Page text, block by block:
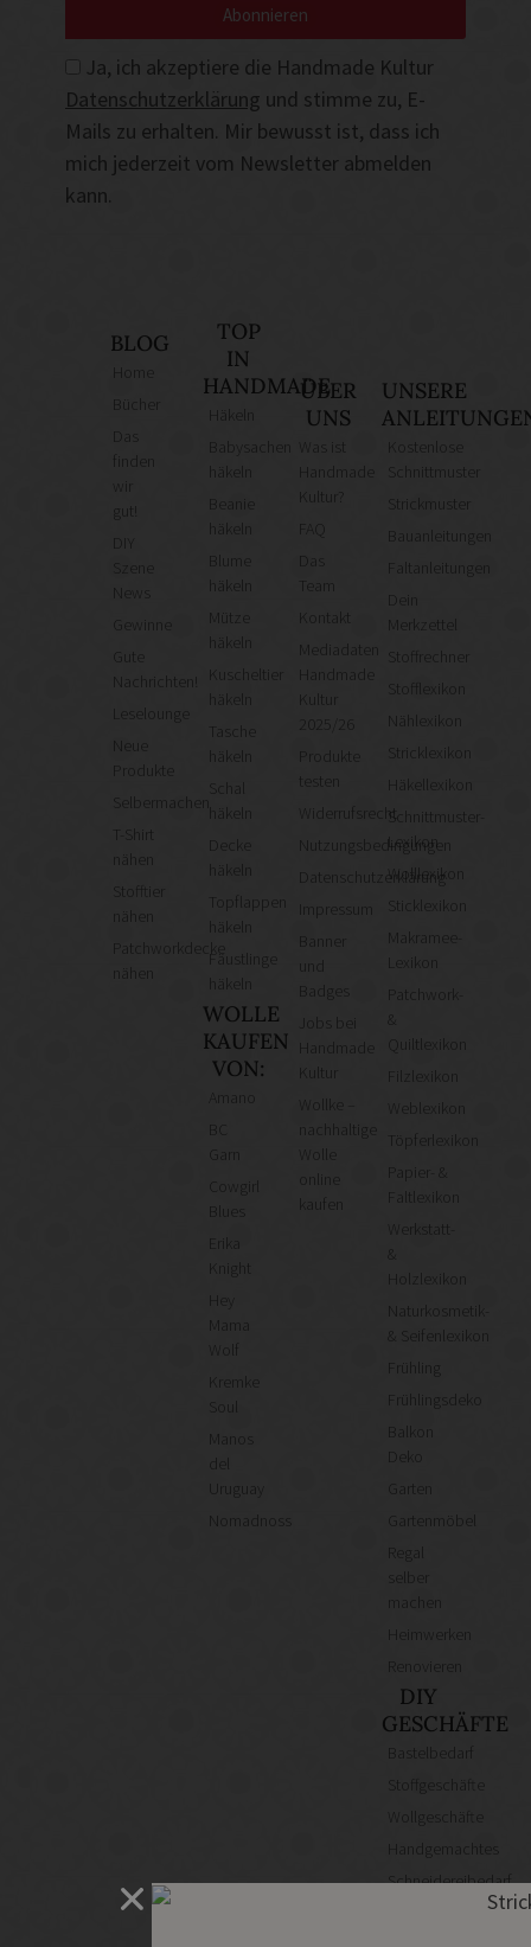
Ja, ich akzeptiere die Handmade Kultur
Datenschutzerklärung und stimme zu, E-
Mails zu erhalten. Mir bewusst ist, dass ich
mich jederzeit vom Newsletter abmelden
kann.
Abonnieren
BLOG
finden
gut!
News
Gute
Nachrichten!
Leselounge
Neue
Produkte
Selbermachen
T-Shirt
Stofftier
Patchworkdecke
TOP
IN
HANDMADE
häkeln
häkeln
Mütze
häkeln
Kuscheltier
Tasche
häkeln
häkeln
Topflappen
häkeln
Fäustlinge
häkeln
WOLLE
KAUFEN
VON:
Cowgirl
Knight
Mama
Wolf
Kremke
Manos
Uruguay
Nomadnoss
ÜBER
UNS
Was ist
Kultur?
Das
Team
Kontakt
Mediadaten
Kultur
2025/26
Produkte
testen
Widerrufsrecht
Nutzungsbedingungen
Datenschutzerklärung
Kultur
Wollke –
nachhaltige
kaufen
UNSERE
Kostenlose
Schnittmuster
Strickmuster
Bauanleitungen
Faltanleitungen
Merkzettel
Stoffrechner
Stofflexikon
Nählexikon
Stricklexikon
Häkellexikon
Schnittmuster-
Lexikon
Wolllexikon
Sticklexikon
Makramee-
Lexikon
Patchwork-
&
Quiltlexikon
Filzlexikon
Weblexikon
Töpferlexikon
Papier- &
Faltlexikon
Werkstatt-
&
Holzlexikon
Naturkosmetik-
& Seifenlexikon
Frühling
Frühlingsdeko
Deko
Garten
Gartenmöbel
Regal
Heimwerken
DIY
GESCHÄFTE
Bastelbedarf
Stoffgeschäfte
Wollgeschäfte
Handgemachtes
Schneidereibedarf
Handarbeitszubehör